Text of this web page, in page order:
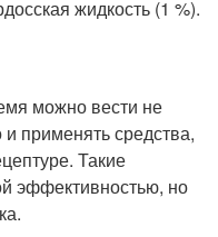
жидкость (1 %).
можно вести не
применять средства,
Такие
эффективностью, но